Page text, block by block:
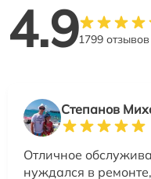
4.91799 отзывов
Степанов
Отличное
нуждался в